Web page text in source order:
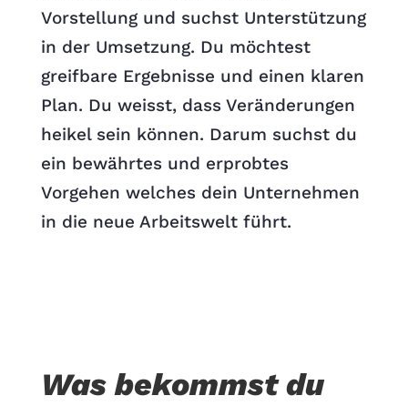
Vorstellung und suchst Unterstützung
in der Umsetzung. Du möchtest
greifbare Ergebnisse und einen klaren
Plan. Du weisst, dass Veränderungen
heikel sein können. Darum suchst du
ein bewährtes und erprobtes
Vorgehen welches dein Unternehmen
in die neue Arbeitswelt führt.
Was bekommst du